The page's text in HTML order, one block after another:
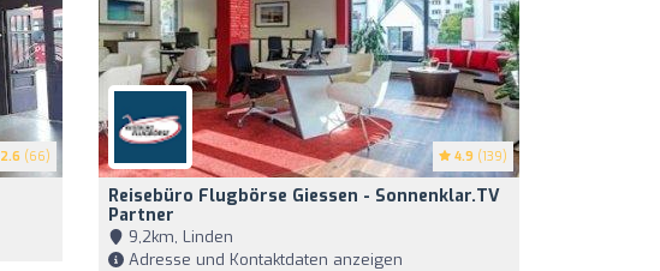
2.6 (66) 4.9 (139)
Reisebüro Flugbörse Giessen - Sonnenklar.TV
Partner
9,2km, Linden
Adresse und Kontaktdaten anzeigen